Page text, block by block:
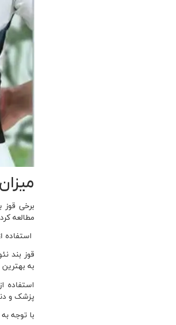
برخی قوز
مطالعه
استفاده
قوز بند
به
استفاده
پزشک و
با توجه